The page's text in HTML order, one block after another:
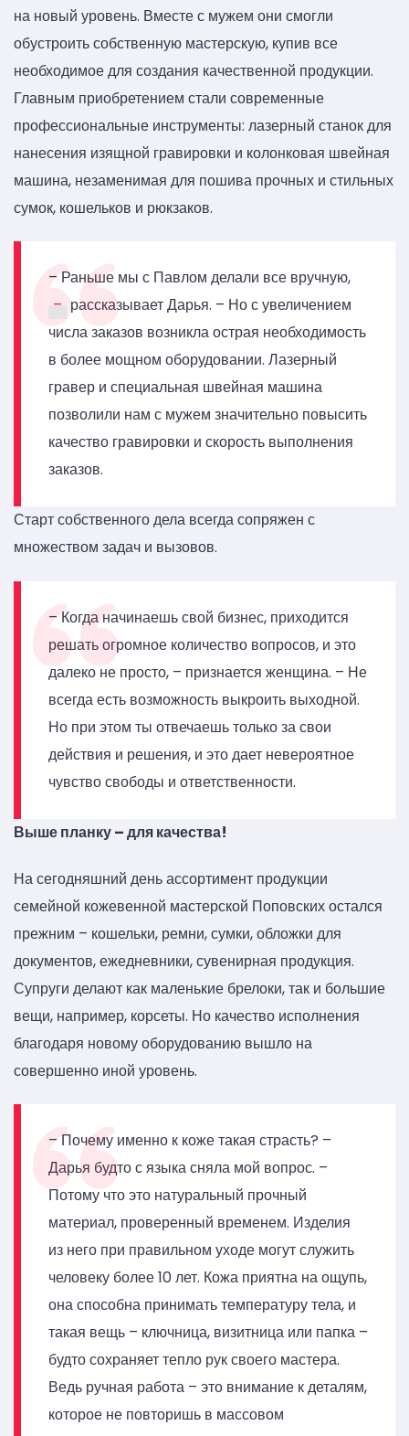
на новый уровень. Вместе с мужем они смогли
обустроить собственную мастерскую, купив все
необходимое для создания качественной продукции.
Главным приобретением стали современные
профессиональные инструменты: лазерный станок для
нанесения изящной гравировки и колонковая швейная
машина, незаменимая для пошива прочных и стильных
сумок, кошельков и рюкзаков.
– Раньше мы с Павлом делали все вручную,
– рассказывает Дарья. – Но с увеличением
числа заказов возникла острая необходимость
в более мощном оборудовании. Лазерный
гравер и специальная швейная машина
позволили нам с мужем значительно повысить
качество гравировки и скорость выполнения
заказов.
Старт собственного дела всегда сопряжен с
множеством задач и вызовов.
– Когда начинаешь свой бизнес, приходится
решать огромное количество вопросов, и это
далеко не просто, – признается женщина. – Не
всегда есть возможность выкроить выходной.
Но при этом ты отвечаешь только за свои
действия и решения, и это дает невероятное
чувство свободы и ответственности.
Выше планку – для качества!
На сегодняшний день ассортимент продукции
семейной кожевенной мастерской Поповских остался
прежним – кошельки, ремни, сумки, обложки для
документов, ежедневники, сувенирная продукция.
Супруги делают как маленькие брелоки, так и большие
вещи, например, корсеты. Но качество исполнения
благодаря новому оборудованию вышло на
совершенно иной уровень.
– Почему именно к коже такая страсть? –
Дарья будто с языка сняла мой вопрос. –
Потому что это натуральный прочный
материал, проверенный временем. Изделия
из него при правильном уходе могут служить
человеку более 10 лет. Кожа приятна на ощупь,
она способна принимать температуру тела, и
такая вещь – ключница, визитница или папка –
будто сохраняет тепло рук своего мастера.
Ведь ручная работа – это внимание к деталям,
которое не повторишь в массовом